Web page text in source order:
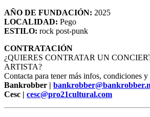
AÑO DE FUNDACIÓN: 2025
LOCALIDAD: Pego
ESTILO: rock post-punk
CONTRATACIÓN
¿QUIERES CONTRATAR UN
ARTISTA?
Contacta para tener más infos, condiciones
Bankrobber |
Cesc | cesc@pro21cultural.com